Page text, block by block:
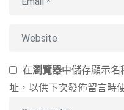
在瀏覽器中儲存顯示名
址，以供下次發佈留言時